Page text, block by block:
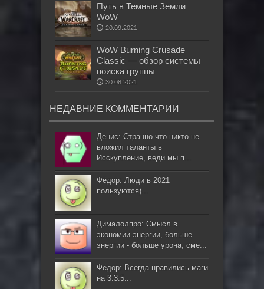
Путь в Темные Земли
WoW
20.09.2021
WoW Burning Crusade
Classic — обзор системы
поиска группы
30.08.2021
НЕДАВНИЕ КОММЕНТАРИИ
Денис: Странно что никто не
вложил таланты в
Исскупление, веди мы п...
Фёдор: Люди в 2021
пользуются)...
Дималолпро: Смысл в
экономии энергии, больше
энергии - больше урона, сме...
Фёдор: Всегда нравились маги
на 3.3.5...